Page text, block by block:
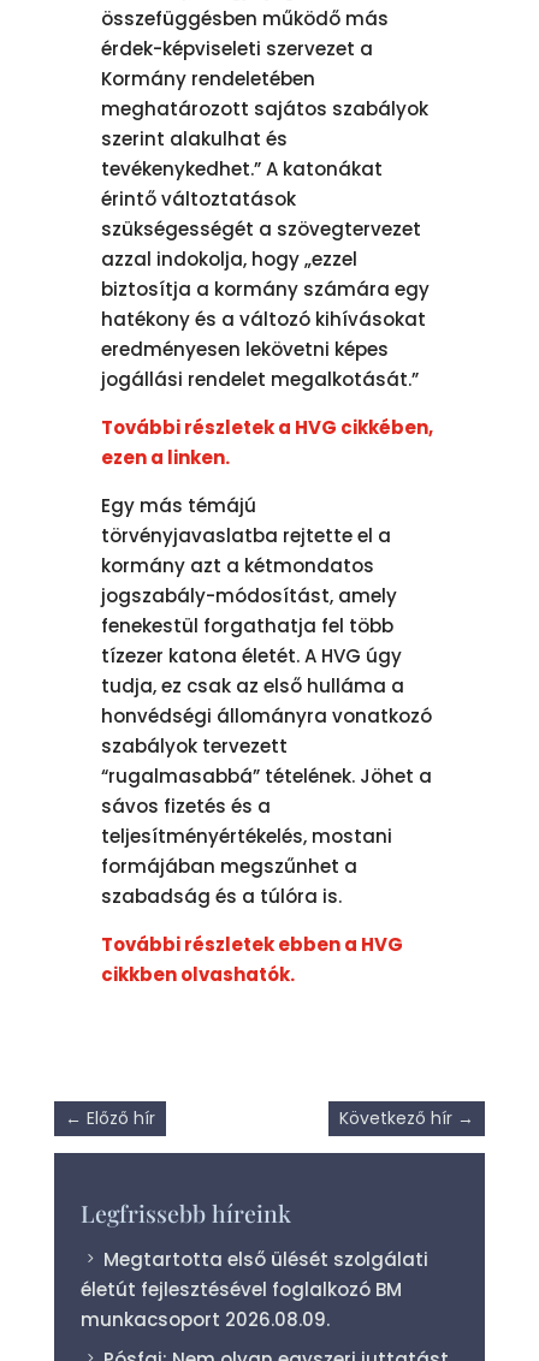
összefüggésben működő más
érdek-képviseleti szervezet a
Kormány rendeletében
meghatározott sajátos szabályok
szerint alakulhat és
tevékenykedhet.” A katonákat
érintő változtatások
szükségességét a szövegtervezet
azzal indokolja, hogy „ezzel
biztosítja a kormány számára egy
hatékony és a változó kihívásokat
eredményesen lekövetni képes
jogállási rendelet megalkotását.”
További részletek a HVG cikkében,
ezen a linken.
Egy más témájú
törvényjavaslatba rejtette el a
kormány azt a kétmondatos
jogszabály-módosítást, amely
fenekestül forgathatja fel több
tízezer katona életét. A HVG úgy
tudja, ez csak az első hulláma a
honvédségi állományra vonatkozó
szabályok tervezett
“rugalmasabbá” tételének. Jöhet a
sávos fizetés és a
teljesítményértékelés, mostani
formájában megszűnhet a
szabadság és a túlóra is.
További részletek ebben a HVG
cikkben olvashatók.
← Előző hír Következő hír →
Legfrissebb híreink
Megtartotta első ülését szolgálati
életút fejlesztésével foglalkozó BM
munkacsoport 2026.08.09.